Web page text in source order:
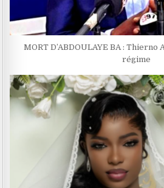
MORT D’ABDOULAYE BA : Thierno
régime